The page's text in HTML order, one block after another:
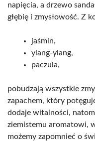
napięcia, a drzewo
głębię i zmysłowość. Z
jaśmin,
ylang-ylang,
paczula,
pobudzają wszystkie
zapachem, który
dodaje witalności,
ziemistemu aromatowi,
możemy zapomnieć o